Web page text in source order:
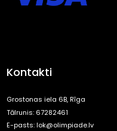
Kontakti
Grostonas iela 6B, Rīga
Tālrunis: 67282461
E-pasts:lok@olimpiade.lv